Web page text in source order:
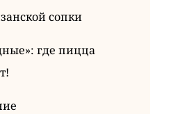
сопки
где пицца